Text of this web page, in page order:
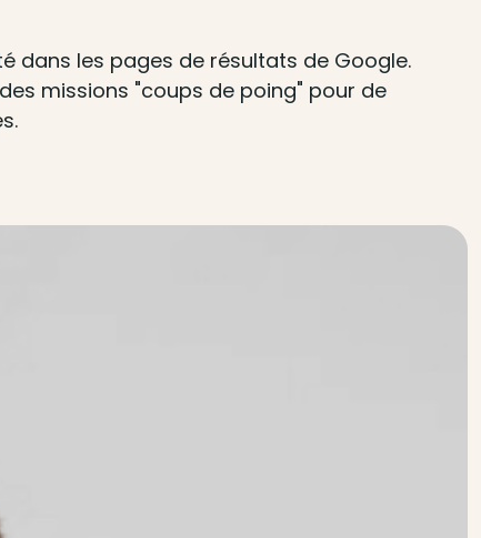
dans les pages de résultats de Google.
missions "coups de poing" pour de